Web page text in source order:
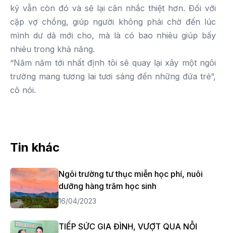
kỷ vẫn còn đó và sẽ lại cân nhắc thiệt hơn. Đối với
cặp vợ chồng, giúp người không phải chờ đến lúc
mình dư dả mới cho, mà là có bao nhiêu giúp bấy
nhiêu trong khả năng.
“Năm năm tới nhất định tôi sẽ quay lại xây một ngôi
trường mang tương lai tươi sáng đến những đứa trẻ”,
cô nói.
Tin khác
Ngôi trường tư thục miễn học phí, nuôi
dưỡng hàng trăm học sinh
16/04/2023
TIẾP SỨC GIA ĐÌNH, VƯỢT QUA NỖI